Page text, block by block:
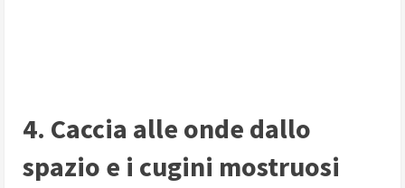
4. Caccia alle onde dallo
spazio e i cugini mostruosi